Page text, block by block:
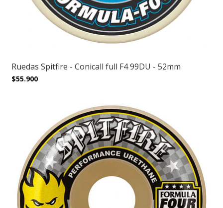
Ruedas Spitfire - Conicall full F4 99DU - 52mm
$55.900